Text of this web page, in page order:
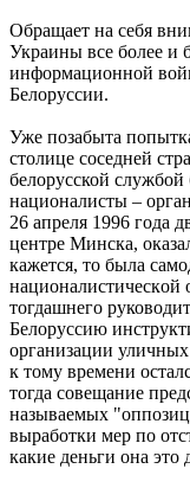
Обращает на себя
Украины все более и
информационной
Белоруссии.
Уже позабыта
столице соседней
белорусской службой
националисты –
26 aпpeля 1996 гoдa
цeнтpe Mинcкa,
кажется, то была
тогдашнего
Бeлоруссию
opгaнизaции
к тому времени
тогда coвeщaниe
называемых
выработки мер по
какие деньги она это